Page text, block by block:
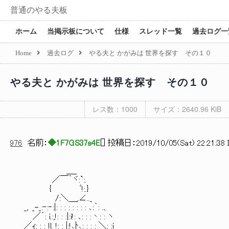
普通のやる夫板
ホーム 当掲示板について 仕様 スレッド一覧 過去ログ
Home 過去ログ やる夫と かがみは 世界を探す その１０
やる夫と かがみは 世界を探す その１０
レス数：1000 サイズ：2640.96 KiB
976 名前： ◆1F7GS37s4E ] 投稿日： 2019/10/05(Sat) 22:21:38
／￣｀ヾ:`:.
{ ﾞ!:.}
/:＼＿,∠.._
_,. _-_:‐:‐:|: : : : : : : : ､:｀: .、
／´: i.:,!: : :|:i!: ､: : :丶: : ヽ
／ｨ: : : ｌl. !: : |:!､ﾄ､: : : : ＼: :i